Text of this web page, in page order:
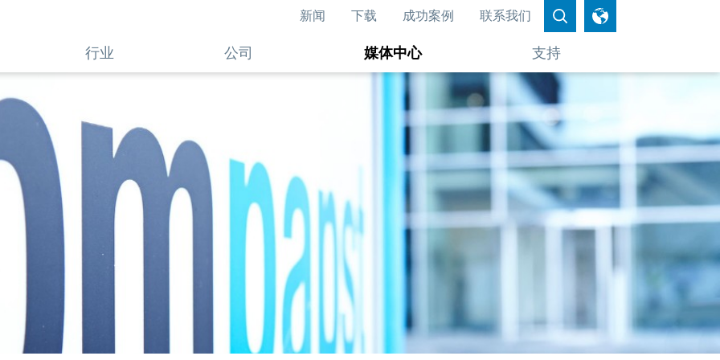
新闻 下载 成功案例 联系我们
行业 公司 媒体中心 支持